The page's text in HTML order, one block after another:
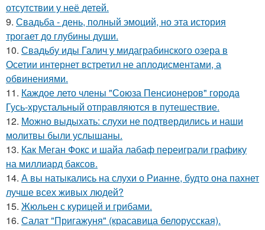
отсутствии у неё детей.
9. Свадьба - день, полный эмоций, но эта история
трогает до глубины души.
10. Свадьбу иды Галич у мидаграбинского озера в
Осетии интернет встретил не аплодисментами, а
обвинениями.
11. Каждое лето члены "Союза Пенсионеров" города
Гусь-хрустальный отправляются в путешествие.
12. Можно выдыхать: слухи не подтвердились и наши
молитвы были услышаны.
13. Как Меган Фокс и шайа лабаф переиграли графику
на миллиард баксов.
14. А вы натыкались на слухи о Рианне, будто она пахнет
лучше всех живых людей?
15. Жюльен с курицей и грибами.
16. Салат "Пригажуня" (красавица белорусская).